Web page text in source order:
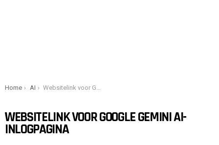
You are here:
Home AI Websitelink voor Google Gemini AI-inlogpagina
WEBSITELINK VOOR GOOGLE GEMINI AI-
INLOGPAGINA